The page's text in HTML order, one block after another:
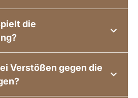
die
Verstößen gegen die